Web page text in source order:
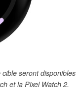
seront disponibles
et la Pixel Watch 2.